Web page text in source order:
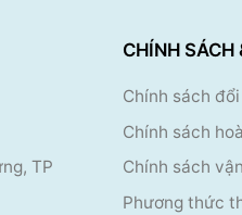
TP
CHÍNH
Chính sách
Chính sách
Chính sách
Phương thức